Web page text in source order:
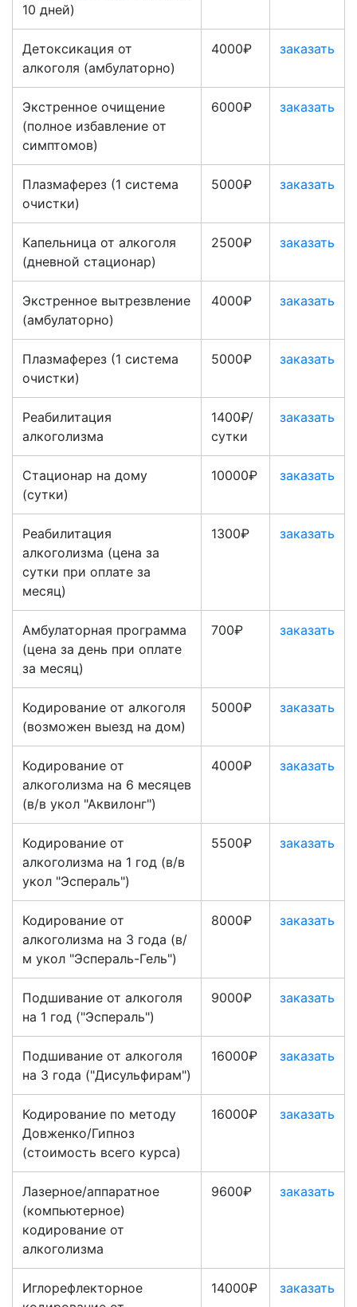
10 дней)
Детоксикация от
алкоголя (амбулаторно)
4000₽ заказать
Экстренное очищение
(полное избавление от
симптомов)
6000₽ заказать
Плазмаферез (1 система
очистки)
5000₽ заказать
Капельница от алкоголя
(дневной стационар)
2500₽ заказать
Экстренное вытрезвление
(амбулаторно)
4000₽ заказать
Плазмаферез (1 система
очистки)
5000₽ заказать
Реабилитация
алкоголизма
1400₽/
сутки
заказать
Стационар на дому
(сутки)
10000₽ заказать
Реабилитация
алкоголизма (цена за
сутки при оплате за
месяц)
1300₽ заказать
Амбулаторная программа
(цена за день при оплате
за месяц)
700₽ заказать
Кодирование от алкоголя
(возможен выезд на дом)
5000₽ заказать
Кодирование от
алкоголизма на 6 месяцев
(в/в укол "Аквилонг")
4000₽ заказать
Кодирование от
алкоголизма на 1 год (в/в
укол "Эспераль")
5500₽ заказать
Кодирование от
алкоголизма на 3 года (в/
м укол "Эспераль-Гель")
8000₽ заказать
Подшивание от алкоголя
на 1 год ("Эспераль")
9000₽ заказать
Подшивание от алкоголя
на 3 года ("Дисульфирам")
16000₽ заказать
Кодирование по методу
Довженко/Гипноз
(стоимость всего курса)
16000₽ заказать
Лазерное/аппаратное
(компьютерное)
кодирование от
алкоголизма
9600₽ заказать
Иглорефлекторное
14000₽ заказать